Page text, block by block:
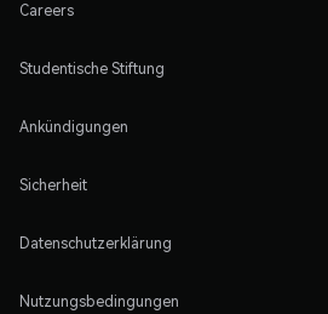
Careers
Studentische Stiftung
Ankündigungen
Sicherheit
Datenschutzerklärung
Nutzungsbedingungen